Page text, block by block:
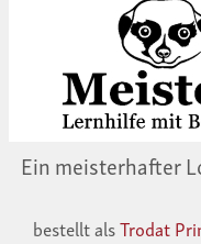
Ein meisterhafter
bestellt alsTrodat